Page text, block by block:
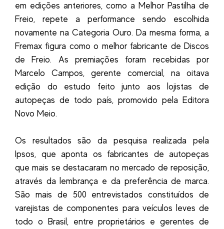
em edições anteriores, como a Melhor Pastilha de
Freio, repete a performance sendo escolhida
novamente na Categoria Ouro. Da mesma forma, a
Fremax figura como o melhor fabricante de Discos
de Freio. As premiações foram recebidas por
Marcelo Campos, gerente comercial, na oitava
edição do estudo feito junto aos lojistas de
autopeças de todo país, promovido pela Editora
Novo Meio.
Os resultados são da pesquisa realizada pela
Ipsos, que aponta os fabricantes de autopeças
que mais se destacaram no mercado de reposição,
através da lembrança e da preferência de marca.
São mais de 500 entrevistados constituídos de
varejistas de componentes para veículos leves de
todo o Brasil, entre proprietários e gerentes de